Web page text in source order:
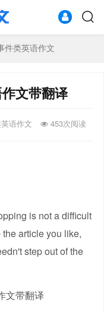
件类英语作文
文带翻译
语作文 453次阅读
is not a difficult
article you like,
step out of the